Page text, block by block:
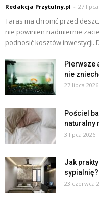
Redakcja Przytulny.pl - 27
Taras ma chronić przed
nie powinien nadmiernie
podnosić kosztów inwestycji.
Pierwsze
nie
27 lipca 2026
Pościel
naturalny
3 lipca 2026
Jak
sypialnię?
23 czerwca